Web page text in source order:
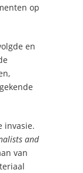
op
en
invasie.
and
van